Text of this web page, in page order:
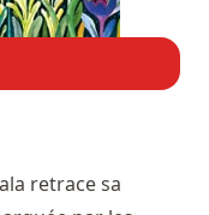
retrace sa